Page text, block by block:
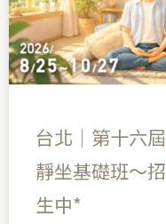
台北｜第十六屆
靜坐基礎班～招
生中*